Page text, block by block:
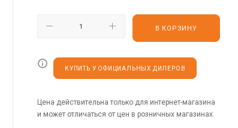
В КОРЗИНУ
КУПИТЬ У ОФИЦИАЛЬНЫХ ДИЛЕРОВ
Цена действительна только для интернет-магазина
и может отличаться от цен в розничных магазинах.